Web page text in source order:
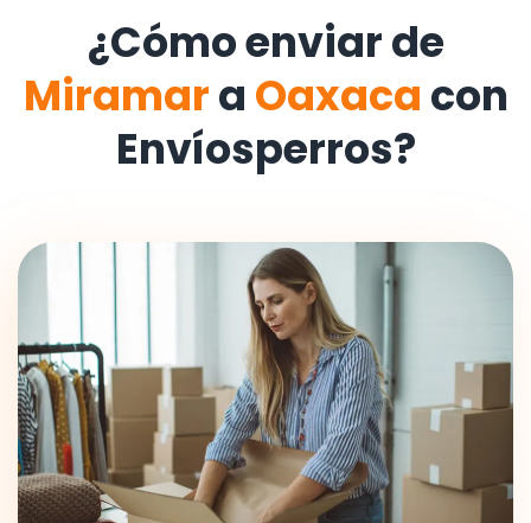
¿Cómo enviar de
Miramara Oaxaca con
Envíosperros?